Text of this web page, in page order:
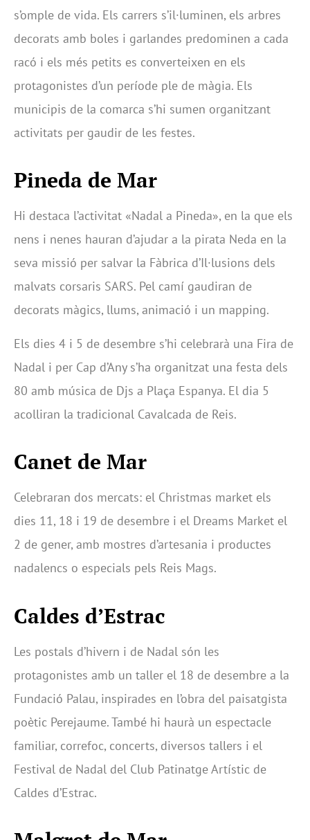
s’omple de vida. Els carrers s’il·luminen, els arbres
decorats amb boles i garlandes predominen a cada
racó i els més petits es converteixen en els
protagonistes d’un període ple de màgia. Els
municipis de la comarca s’hi sumen organitzant
activitats per gaudir de les festes.
Pineda de Mar
Hi destaca l’activitat «Nadal a Pineda», en la que els
nens i nenes hauran d’ajudar a la pirata Neda en la
seva missió per salvar la Fàbrica d’Il·lusions dels
malvats corsaris SARS. Pel camí gaudiran de
decorats màgics, llums, animació i un mapping.
Els dies 4 i 5 de desembre s’hi celebrarà una Fira de
Nadal i per Cap d’Any s’ha organitzat una festa dels
80 amb música de Djs a Plaça Espanya. El dia 5
acolliran la tradicional Cavalcada de Reis.
Canet de Mar
Celebraran dos mercats: el Christmas market els
dies 11, 18 i 19 de desembre i el Dreams Market el
2 de gener, amb mostres d’artesania i productes
nadalencs o especials pels Reis Mags.
Caldes d’Estrac
Les postals d’hivern i de Nadal són les
protagonistes amb un taller el 18 de desembre a la
Fundació Palau, inspirades en l’obra del paisatgista
poètic Perejaume. També hi haurà un espectacle
familiar, correfoc, concerts, diversos tallers i el
Festival de Nadal del Club Patinatge Artístic de
Caldes d’Estrac.